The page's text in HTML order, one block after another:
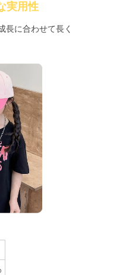
実用性
長に合わせて長く